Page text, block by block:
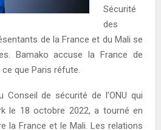
Sécurité
des
de la France et du Mali se
Bamako accuse la France de
que Paris réfute.
Conseil de sécurité de l’ONU qui
le 18 octobre 2022, a tourné en
la France et le Mali. Les relations